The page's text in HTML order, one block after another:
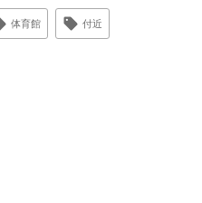
体育館 付近